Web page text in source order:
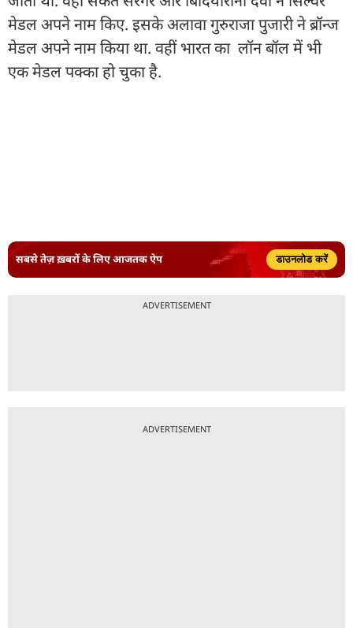
मेडल अपने नाम किए. इसके अलावा गुरुराजा पुजारी ने ब्रॉन्ज
मेडल अपने नाम किया था. वहीं भारत का लॉन बॉल में भी
एक मेडल पक्का हो चुका है.
सबसे तेज़ ख़बरों के लिए आजतक ऐप डाउनलोड करें
ADVERTISEMENT
ADVERTISEMENT